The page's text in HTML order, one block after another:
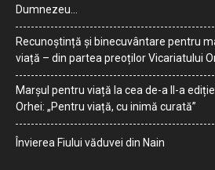
Dumnezeu…
Recunoștință și binecuvântare pentru
viață – din partea preoților Vicariatului
Marșul pentru viață la cea de-a II-a
Orhei: „Pentru viață, cu inimă curată”
Învierea Fiului văduvei din Nain